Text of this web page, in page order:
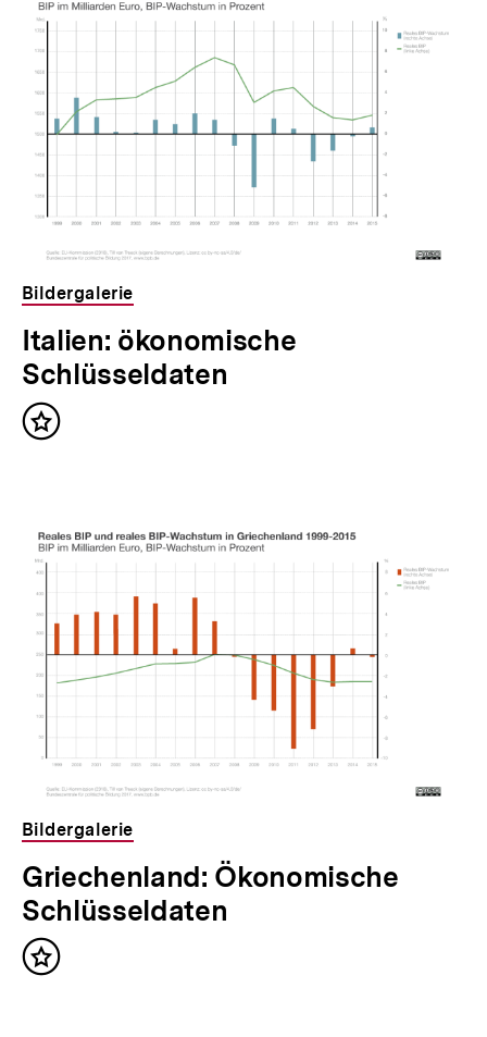
Bildergalerie
Italien: ökonomische
Schlüsseldaten
Inhalt
Bildergalerie
Griechenland: Ökonomische
Schlüsseldaten
Inhalt